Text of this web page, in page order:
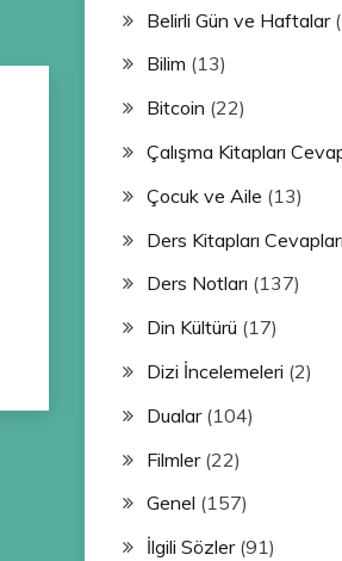
Belirli Gün ve Haftalar
Bilim (13)
Bitcoin (22)
Çalışma Kitapları
Çocuk ve Aile (13)
Ders Kitapları Cevapları
Ders Notları (137)
Din Kültürü (17)
Dizi İncelemeleri (2)
Dualar(104)
Filmler(22)
Genel (157)
İlgili Sözler(91)